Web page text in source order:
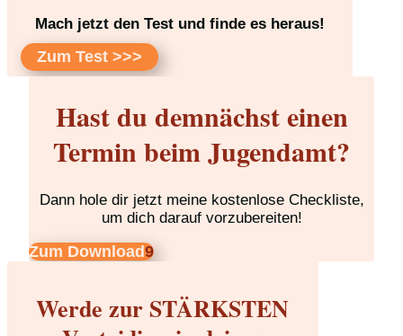
Mach jetzt den Test und finde es heraus!
Zum Test >>>
Hast du demnächst einen
Termin beim Jugendamt?
Dann hole dir jetzt meine kostenlose Checkliste,
um dich darauf vorzubereiten!
Zum Download
Werde zur STÄRKSTEN